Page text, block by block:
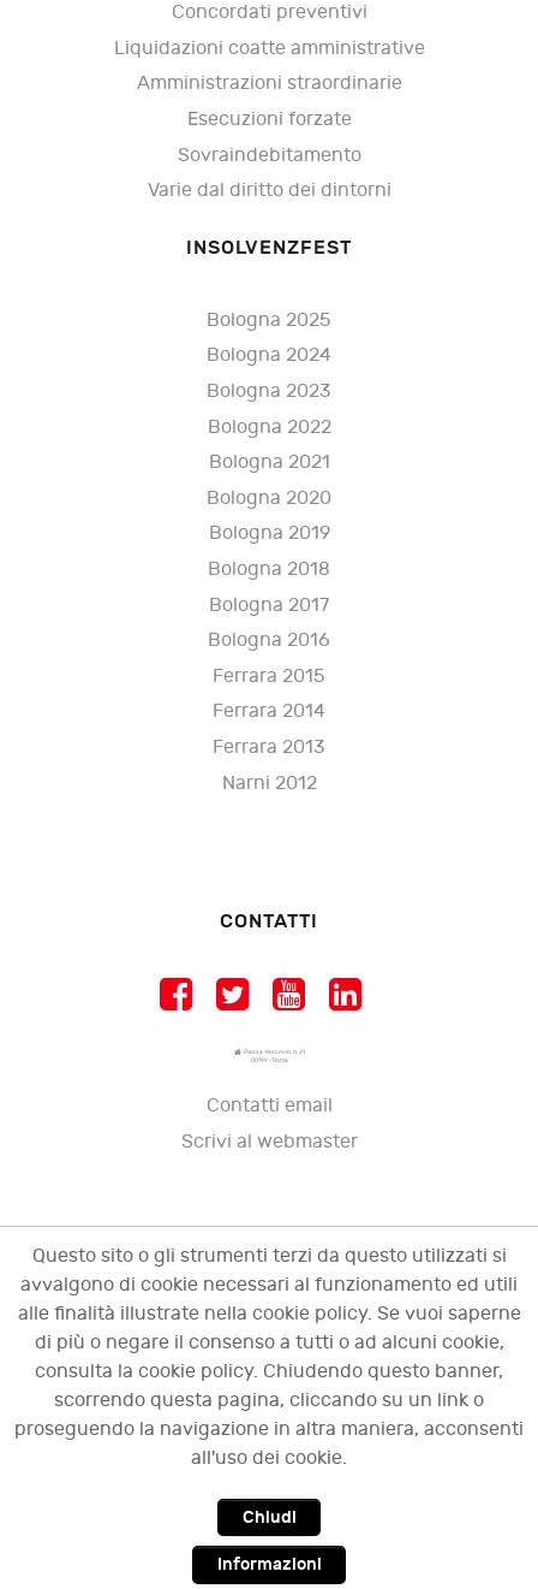
Concordati preventivi
Liquidazioni coatte amministrative
Amministrazioni straordinarie
Esecuzioni forzate
Sovraindebitamento
Varie dal diritto dei dintorni
INSOLVENZFEST
Bologna 2025
Bologna 2024
Bologna 2023
Bologna 2022
Bologna 2021
Bologna 2020
Bologna 2019
Bologna 2018
Bologna 2017
Bologna 2016
Ferrara 2015
Ferrara 2014
Ferrara 2013
Narni 2012
CONTATTI
Piazza Vescovio, n. 21
00199 - Roma
Contatti email
Scrivi al webmaster
© 2009 - 2026 OCI - Osservatorio sulle crisi
d'impresa. Tutti i diritti riservati.
Questo sito o gli strumenti terzi da questo utilizzati si
avvalgono di cookie necessari al funzionamento ed utili
alle finalità illustrate nella cookie policy. Se vuoi saperne
di più o negare il consenso a tutti o ad alcuni cookie,
consulta la cookie policy. Chiudendo questo banner,
scorrendo questa pagina, cliccando su un link o
proseguendo la navigazione in altra maniera, acconsenti
all'uso dei cookie.
Chiudi
Informazioni